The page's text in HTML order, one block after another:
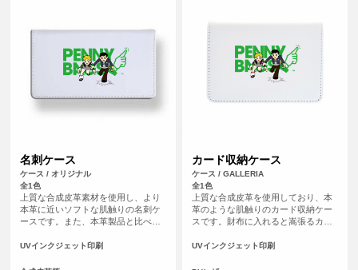
名刺ケース
ケース / オリジナル
全1色
上質な合成皮革素材を使用し、より
本革に近いソフトな肌触りの名刺ケ
ースです。また、本革製品と比べ、
保てます。また、名刺ポケットは最
UVインクジェット印刷
カード収納ケース
ケース / GALLERIA
全1色
上質な合成皮革を使用しており、本
革のような肌触りのカード収納ケー
スです。財布に入れると嵩張るカー
UVインクジェット印刷